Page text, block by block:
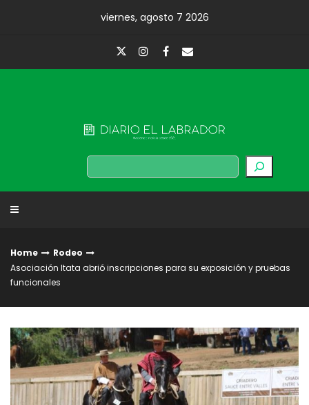
viernes, agosto 7 2026
Buscar
Home
Rodeo
Asociación Itata abrió inscripciones para su exposición y pruebas
funcionales